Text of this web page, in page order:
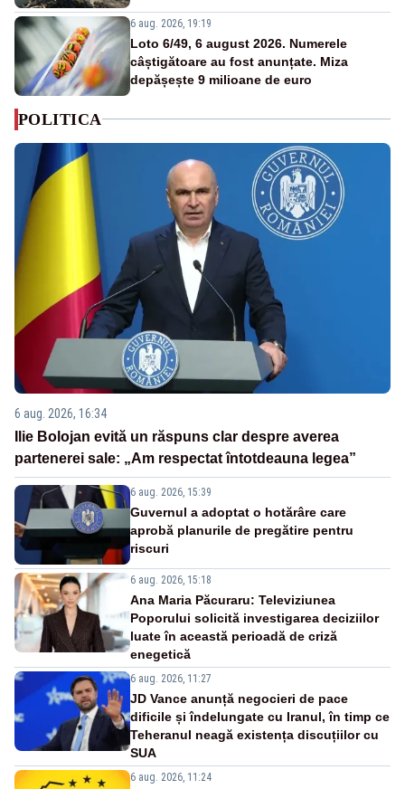
6 aug. 2026, 19:19
Loto 6/49, 6 august 2026. Numerele
câștigătoare au fost anunțate. Miza
depășește 9 milioane de euro
POLITICA
6 aug. 2026, 16:34
Ilie Bolojan evită un răspuns clar despre averea
partenerei sale: „Am respectat întotdeauna legea”
6 aug. 2026, 15:39
Guvernul a adoptat o hotărâre care
aprobă planurile de pregătire pentru
riscuri
6 aug. 2026, 15:18
Ana Maria Păcuraru: Televiziunea
Poporului solicită investigarea deciziilor
luate în această perioadă de criză
enegetică
6 aug. 2026, 11:27
JD Vance anunță negocieri de pace
dificile și îndelungate cu Iranul, în timp ce
Teheranul neagă existența discuțiilor cu
SUA
6 aug. 2026, 11:24